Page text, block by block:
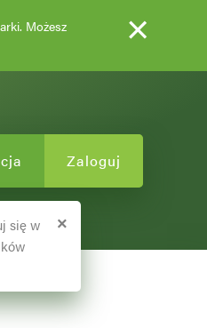
Zaloguj
się w
×
Możesz
×